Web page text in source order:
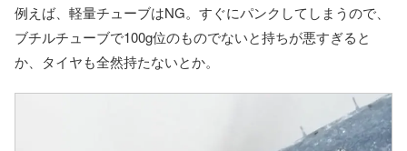
例えば、軽量チューブはNG。すぐにパンクしてしまうので、
ブチルチューブで100g位のものでないと持ちが悪すぎると
か、タイヤも全然持たないとか。